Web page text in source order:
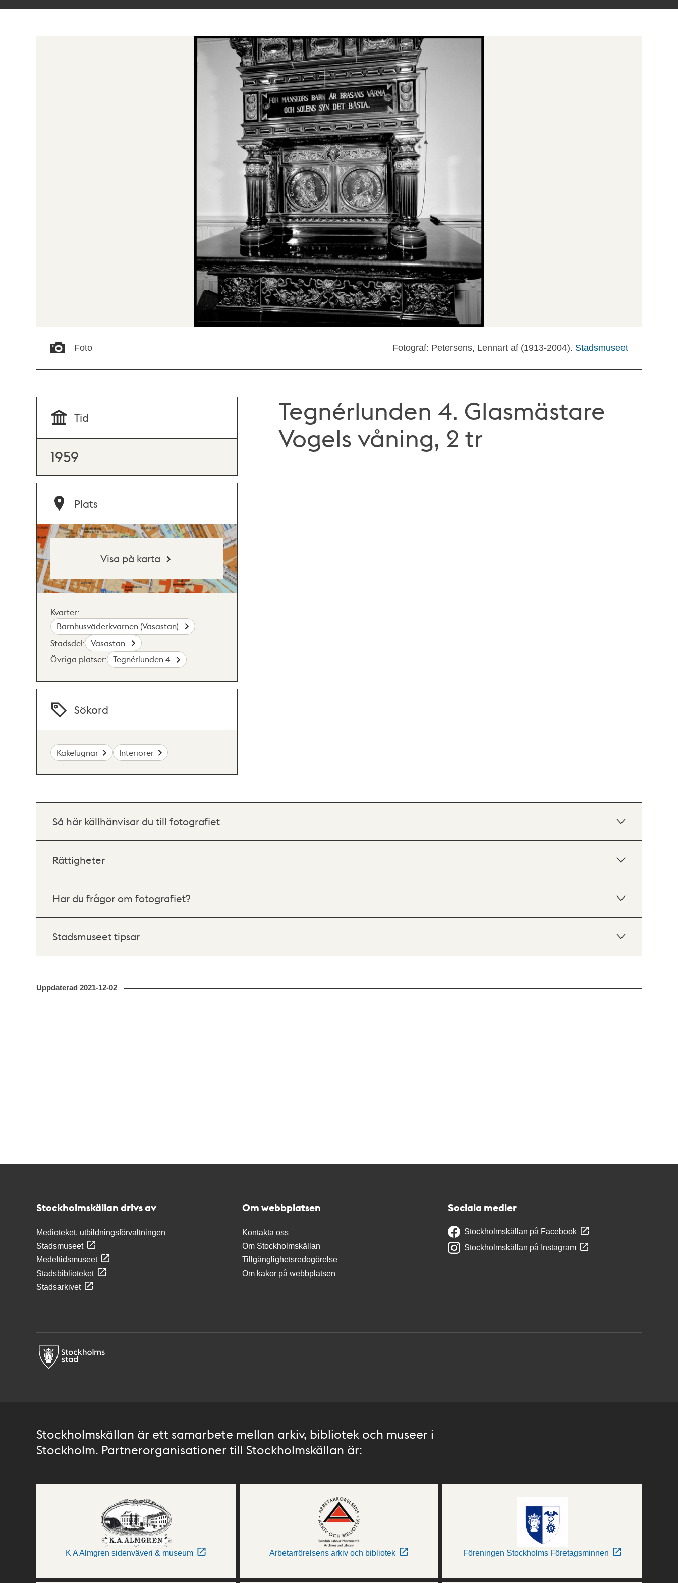
Foto Fotograf: Petersens, Lennart af (1913-2004). Stadsmuseet
Tegnérlunden 4. Glasmästare
Vogels våning, 2 tr
Tid
1959
Plats
Visa på karta
Kvarter:
Barnhusväderkvarnen (Vasastan)
Stadsdel:
Vasastan
Övriga platser:
Tegnérlunden 4
Sökord
Kakelugnar Interiörer
Så här källhänvisar du till fotografiet
Rättigheter
Har du frågor om fotografiet?
Stadsmuseet tipsar
Uppdaterad 2021-12-02
Stockholmskällan drivs av
Medioteket, utbildningsförvaltningen
Stadsmuseet
Medeltidsmuseet
Stadsbiblioteket
Stadsarkivet
Om webbplatsen
Kontakta oss
Om Stockholmskällan
Tillgänglighetsredogörelse
Om kakor på webbplatsen
Sociala medier
Stockholmskällan på Facebook
Stockholmskällan på Instagram
Stockholmskällan är ett samarbete mellan arkiv, bibliotek och museer i
Stockholm. Partnerorganisationer till Stockholmskällan är:
K A Almgren sidenväveri & museum Arbetarrörelsens arkiv och bibliotek Föreningen Stockholms Företagsminnen